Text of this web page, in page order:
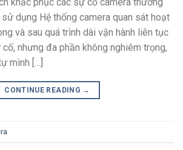
dụng Hệ thống camera quan sát hoạt
và sau quá trình dài vận hành liên tục
nhưng đa phần không nghiêm trọng,
mình […]
CONTINUE READING →